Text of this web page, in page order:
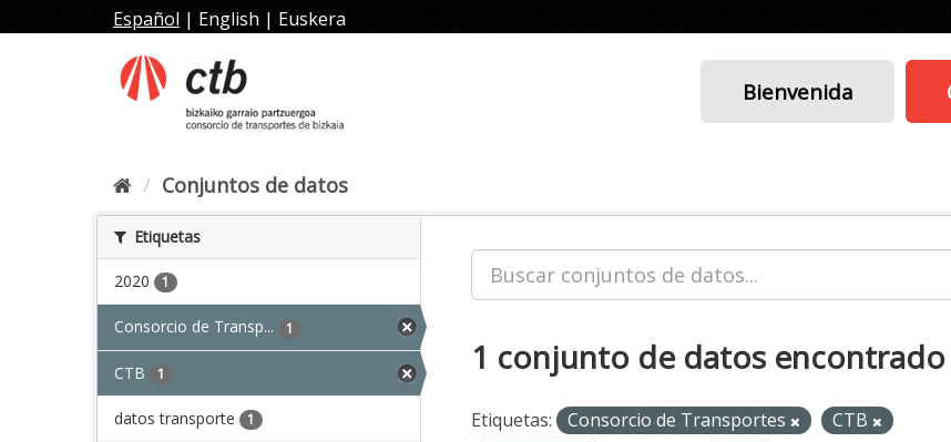
al
Español | English | Euskera
Bienvenida
Conjuntos de datos
Etiquetas
2020 1
Consorcio de Transp... 1
CTB 1
datos transporte 1
1 conjunto de datos encontrado
Etiquetas: Consorcio de Transportes
CTB